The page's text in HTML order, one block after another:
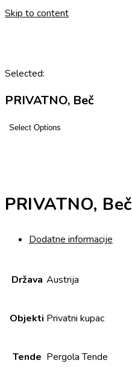
Skip to content
Selected:
PRIVATNO, Beč
Select Options
PRIVATNO, Beč
Dodatne informacije
Država Austrija
Objekti Privatni kupac
Tende Pergola Tende